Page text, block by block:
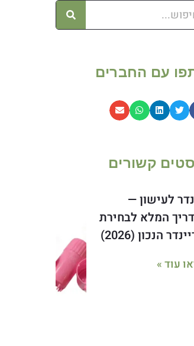
עם החברים
קשורים
לעישון —
המלא לבחירת
הנכון (2026)
עוד »